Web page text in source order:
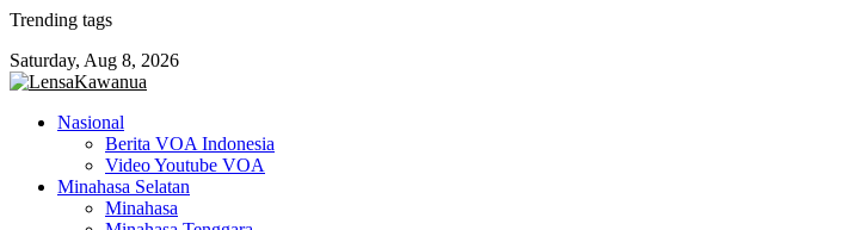
Skip
content
Trending tags
Saturday, Aug 8, 2026
Nasional
Berita VOA Indonesia
Video Youtube VOA
Minahasa Selatan
Minahasa